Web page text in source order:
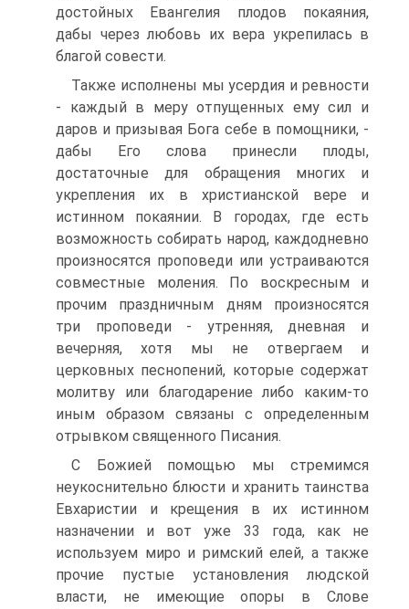
достойных Евангелия плодов покаяния,
дабы через любовь их вера укрепилась в
благой совести.
Также исполнены мы усердия и ревности
- каждый в меру отпущенных ему сил и
даров и призывая Бога себе в помощники, -
дабы Его слова принесли плоды,
достаточные для обращения многих и
укрепления их в христианской вере и
истинном покаянии. В городах, где есть
возможность собирать народ, каждодневно
произносятся проповеди или устраиваются
совместные моления. По воскресным и
прочим праздничным дням произносятся
три проповеди - утренняя, дневная и
вечерняя, хотя мы не отвергаем и
церковных песнопений, которые содержат
молитву или благодарение либо каким-то
иным образом связаны с определенным
отрывком священного Писания.
С Божией помощью мы стремимся
неукоснительно блюсти и хранить таинства
Евхаристии и крещения в их истинном
назначении и вот уже 33 года, как не
используем миро и римский елей, а также
прочие пустые установления людской
власти, не имеющие опоры в Слове